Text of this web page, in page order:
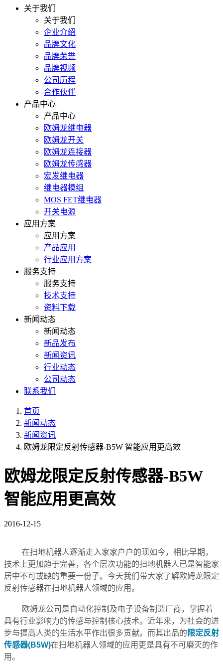
关于我们
关于我们
企业介绍
品牌文化
品牌荣誉
品牌视频
公司历程
合作伙伴
产品中心
产品中心
欧姆龙继电器
欧姆龙开关
欧姆龙连接器
欧姆龙传感器
宏发继电器
继电器模组
MOS FET继电器
开关电源
应用方案
应用方案
产品应用
行业应用方案
服务支持
服务支持
技术支持
资料下载
新闻动态
新闻动态
新品发布
新闻资讯
行业动态
公司动态
联系我们
首页
新闻动态
新闻资讯
欧姆龙限定反射传感器-B5W 智能应用更高效
欧姆龙限定反射传感器-B5W
智能应用更高效
2016-12-15
在扫地机器人逐渐走入家家户户的现如今，相比早期，
技术上更加趋于完善，各个层次功能的扫地机器人已是智能家
居中不可或缺的重要一份子。今天我们带大家了解欧姆龙限定
反射传感器在扫地机器人领域的应用。
欧姆龙公司是自动化控制及电子设备制造厂商，掌握着
具有行业影响力的传感与控制核心技术。近年来，为社会的进
步与提高人类的生活水平作出很多贡献。而其出品的 限定反射
传感器(B5W)在扫地机器人领域的应用更是具有不可磨灭的作
用。